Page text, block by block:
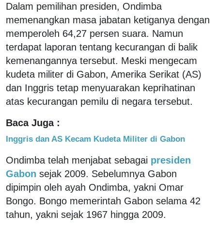
Dalam pemilihan presiden, Ondimba
memenangkan masa jabatan ketiganya dengan
memperoleh 64,27 persen suara. Namun
terdapat laporan tentang kecurangan di balik
kemenangannya tersebut. Meski mengecam
kudeta militer di Gabon, Amerika Serikat (AS)
dan Inggris tetap menyuarakan keprihatinan
atas kecurangan pemilu di negara tersebut.
Baca Juga :
Inggris dan AS Kecam Kudeta Militer di Gabon
Ondimba telah menjabat sebagai presiden
Gabon sejak 2009. Sebelumnya Gabon
dipimpin oleh ayah Ondimba, yakni Omar
Bongo. Bongo memerintah Gabon selama 42
tahun, yakni sejak 1967 hingga 2009.